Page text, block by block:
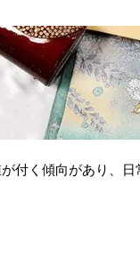
付く傾向があり、